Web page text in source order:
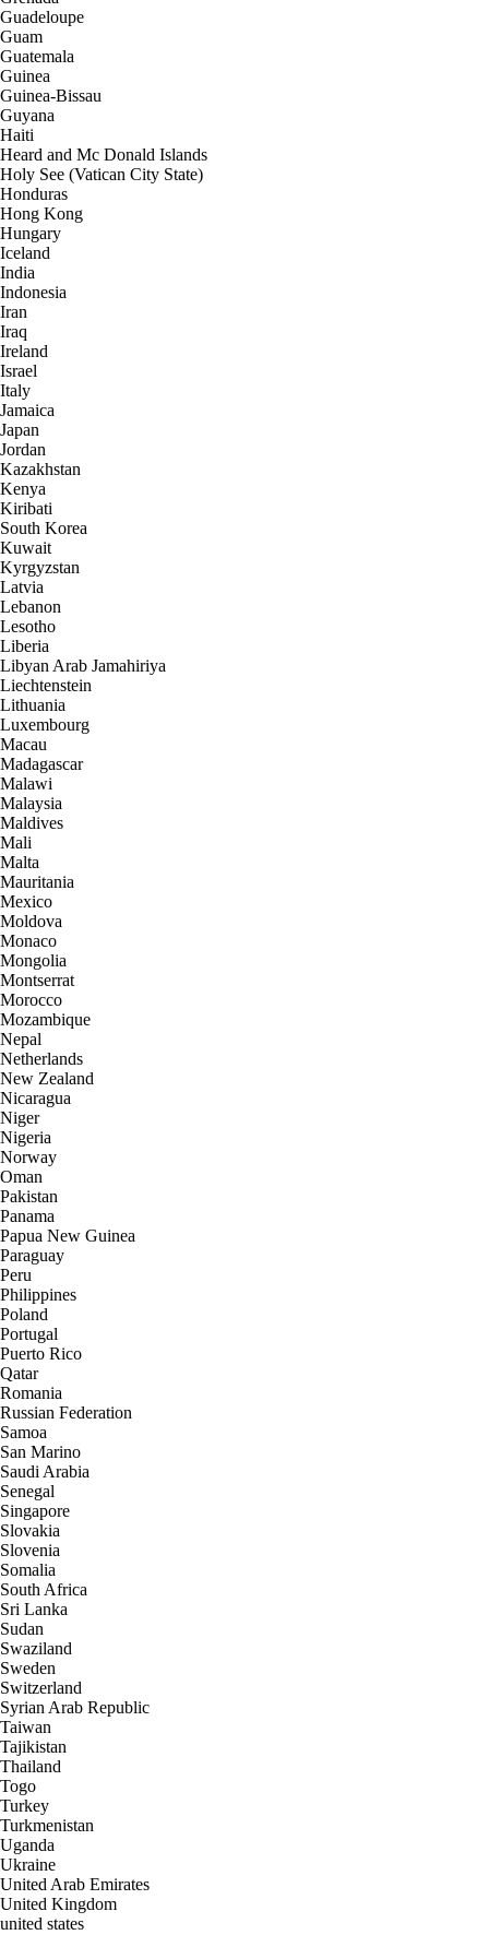
Guadeloupe
Guam
Guatemala
Guinea
Guinea-Bissau
Guyana
Haiti
Heard and Mc Donald Islands
Holy See (Vatican City State)
Honduras
Hong Kong
Hungary
Iceland
India
Indonesia
Iran
Iraq
Ireland
Israel
Italy
Jamaica
Japan
Jordan
Kazakhstan
Kenya
Kiribati
South Korea
Kuwait
Kyrgyzstan
Latvia
Lebanon
Lesotho
Liberia
Libyan Arab Jamahiriya
Liechtenstein
Lithuania
Luxembourg
Macau
Madagascar
Malawi
Malaysia
Maldives
Mali
Malta
Mauritania
Mexico
Moldova
Monaco
Mongolia
Montserrat
Morocco
Mozambique
Nepal
Netherlands
New Zealand
Nicaragua
Niger
Nigeria
Norway
Oman
Pakistan
Panama
Papua New Guinea
Paraguay
Peru
Philippines
Poland
Portugal
Puerto Rico
Qatar
Romania
Russian Federation
Samoa
San Marino
Saudi Arabia
Senegal
Singapore
Slovakia
Slovenia
Somalia
South Africa
Sri Lanka
Sudan
Swaziland
Sweden
Switzerland
Syrian Arab Republic
Taiwan
Tajikistan
Thailand
Togo
Turkey
Turkmenistan
Uganda
Ukraine
United Arab Emirates
United Kingdom
united states